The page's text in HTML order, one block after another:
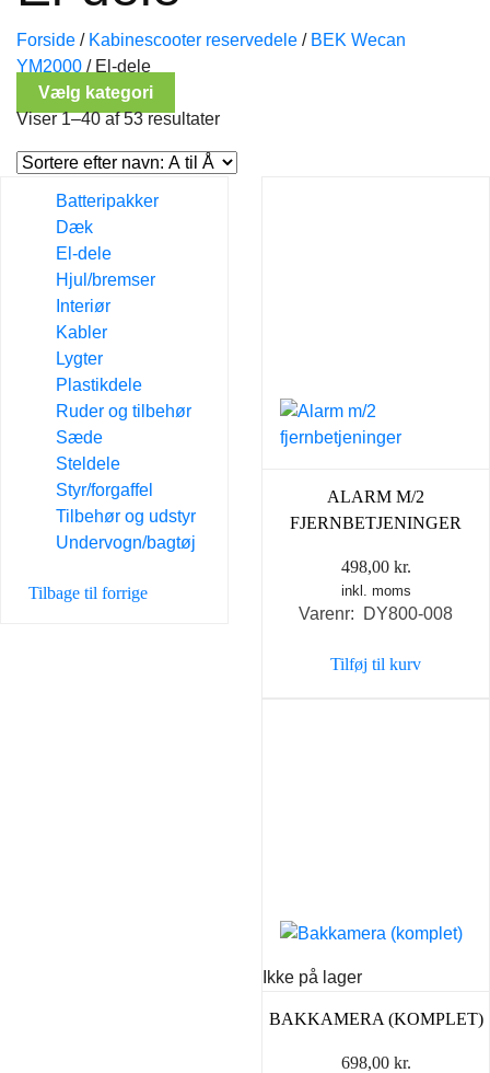
Forside / Kabinescooter reservedele / BEK Wecan
YM2000 /El-dele
Vælg kategori
Viser 1–40 af 53 resultater
Batteripakker
Dæk
El-dele
Hjul/bremser
Interiør
Kabler
Lygter
Plastikdele
Ruder og tilbehør
Sæde
Steldele
Styr/forgaffel
Tilbehør og udstyr
Undervogn/bagtøj
Tilbage til forrige
ALARM M/2
FJERNBETJENINGER
498,00 kr.
inkl. moms
Varenr: DY800-008
Tilføj til kurv
Ikke på lager
BAKKAMERA (KOMPLET)
698,00 kr.